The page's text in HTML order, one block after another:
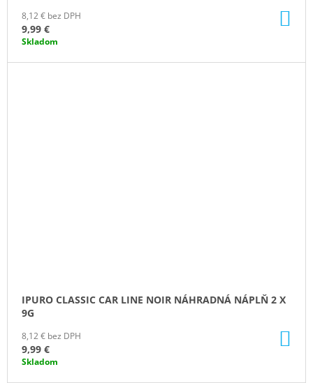
8,12 € bez DPH
9,99 €
Skladom
IPURO CLASSIC CAR LINE NOIR NÁHRADNÁ NÁPLŇ 2 X
9G
8,12 € bez DPH
9,99 €
Skladom